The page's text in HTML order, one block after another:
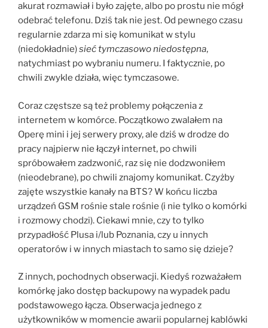
akurat rozmawiał i było zajęte, albo po prostu nie mógł
odebrać telefonu. Dziś tak nie jest. Od pewnego czasu
regularnie zdarza mi się komunikat w stylu
(niedokładnie)sieć tymczasowo niedostępna,
natychmiast po wybraniu numeru. I faktycznie, po
chwili zwykle działa, więc tymczasowe.
Coraz częstsze są też problemy połączenia z
internetem w komórce. Początkowo zwalałem na
Operę mini i jej serwery proxy, ale dziś w drodze do
pracy najpierw nie łączył internet, po chwili
spróbowałem zadzwonić, raz się nie dodzwoniłem
(nieodebrane), po chwili znajomy komunikat. Czyżby
zajęte wszystkie kanały na BTS? W końcu liczba
urządzeń GSM rośnie stale rośnie (i nie tylko o komórki
i rozmowy chodzi). Ciekawi mnie, czy to tylko
przypadłość Plusa i/lub Poznania, czy u innych
operatorów i w innych miastach to samo się dzieje?
Z innych, pochodnych obserwacji. Kiedyś rozważałem
komórkę jako dostęp backupowy na wypadek padu
podstawowego łącza. Obserwacja jednego z
użytkowników w momencie awarii popularnej kablówki